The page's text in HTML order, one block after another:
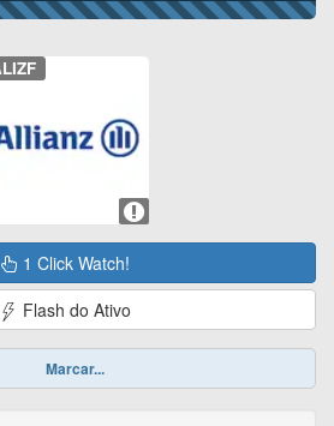
1 Click Watch!
Flash do Ativo
Marcar...